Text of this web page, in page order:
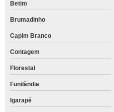
Betim
Brumadinho
Capim Branco
Contagem
Florestal
Funilândia
Igarapé